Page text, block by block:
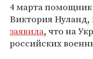
4 марта
Виктория Нуланд,
заявила, что на
российских